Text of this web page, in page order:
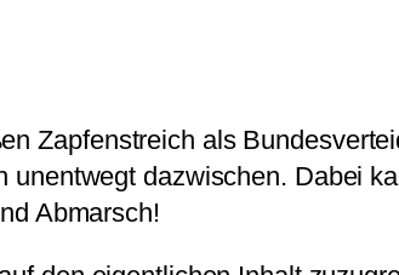
Zapfenstreich als
dazwischen. Dabei
Abmarsch!